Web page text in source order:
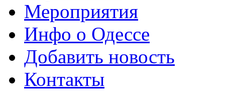
Мероприятия
Инфо о Одессе
Добавить новость
Контакты